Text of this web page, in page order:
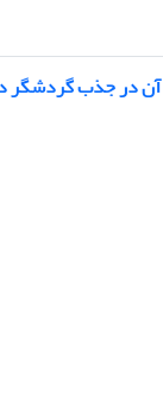
آن در جذب گردشگر